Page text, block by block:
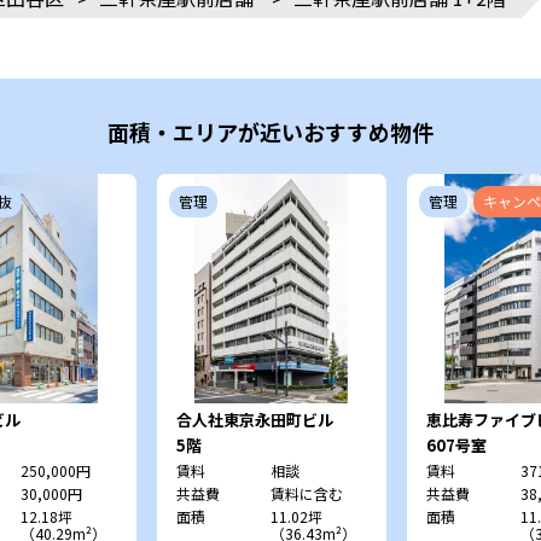
面積・エリアが近いおすすめ物件
ル
250,000円
30,000円
12.18坪
（40.29m²）
管理
合人社東京永田町ビル
5階
賃料
相談
共益費
賃料に含む
面積
11.02坪
（36.43m²）
管理 キャン
恵比寿ファイブ
607号室
賃料
共益費
面積